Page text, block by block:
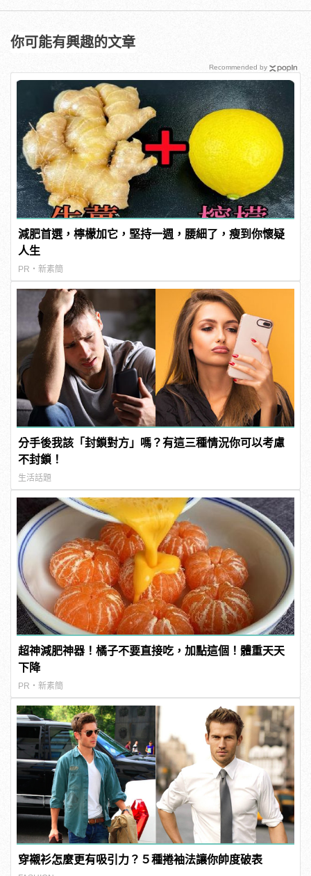
你可能有興趣的文章
減肥首選，檸檬加它，堅持一週，腰細了，瘦到你懷疑
人生
PR・新素簡
分手後我該「封鎖對方」嗎？有這三種情況你可以考慮
不封鎖！
生活話題
超神減肥神器！橘子不要直接吃，加點這個！體重天天
下降
PR・新素簡
穿襯衫怎麼更有吸引力？５種捲袖法讓你帥度破表
Recommended by